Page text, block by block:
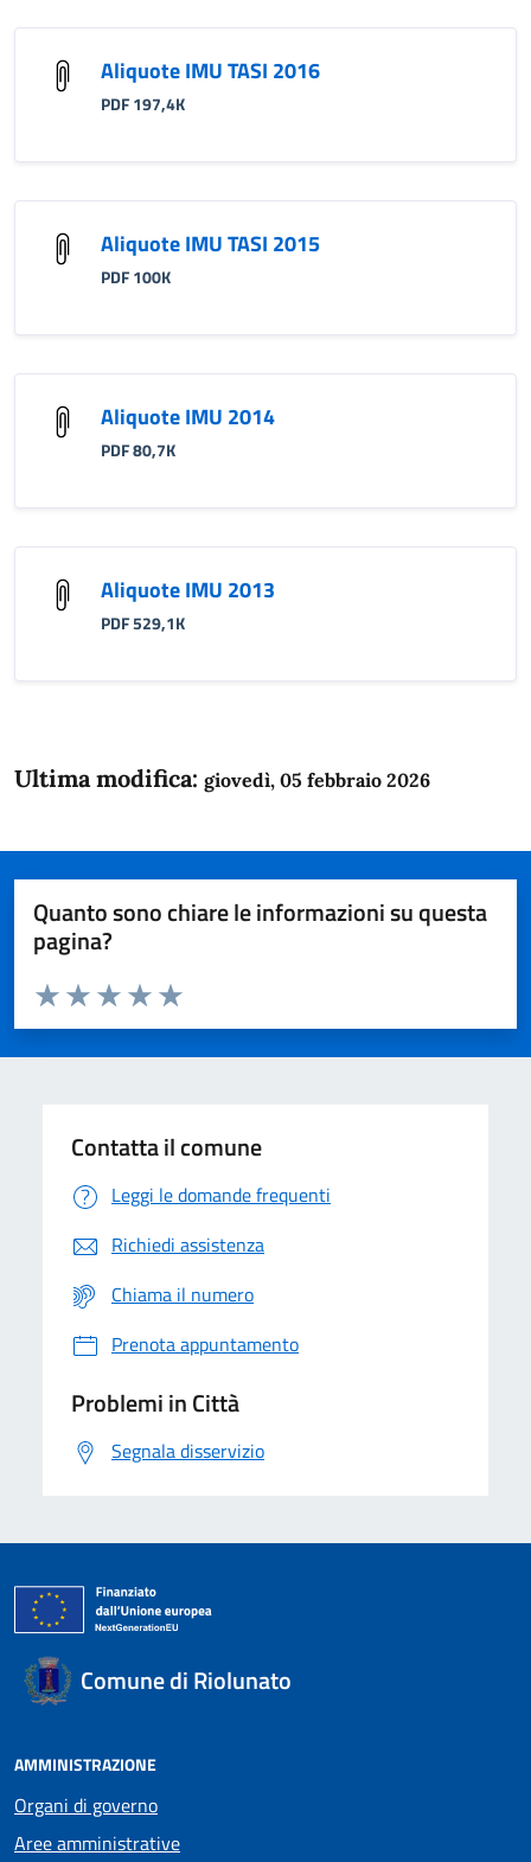
Aliquote IMU TASI 2016
PDF 197,4K
Aliquote IMU TASI 2015
PDF 100K
Aliquote IMU 2014
PDF 80,7K
Aliquote IMU 2013
PDF 529,1K
Ultima modifica: giovedì, 05 febbraio 2026
Quanto sono chiare le informazioni su questa
pagina?
Domanda
Valuta da 1 a 5 stelle la pagina
Valuta 5 stelle su 5
Valuta 4 stelle su 5
Valuta 3 stelle su 5
Valuta 2 stelle su 5
Valuta 1 stelle su 5
Contatta il comune
Leggi le domande frequenti
Richiedi assistenza
Chiama il numero
Prenota appuntamento
Problemi in Città
Segnala disservizio
Comune di Riolunato
AMMINISTRAZIONE
Organi di governo
Aree amministrative